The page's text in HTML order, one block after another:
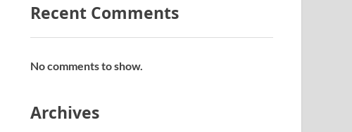
Recent Comments
No comments to show.
Archives